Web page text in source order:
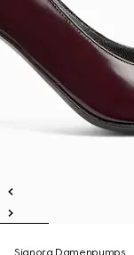
Signora Damenpumps